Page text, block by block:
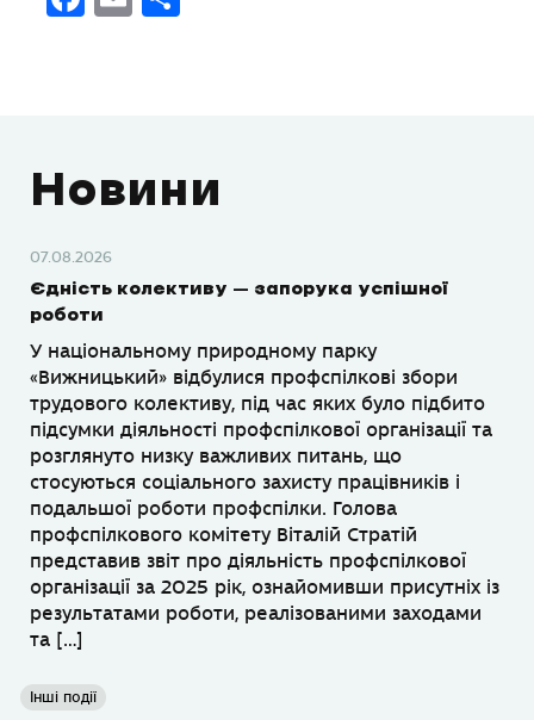
Новини
07.08.2026
Єдність колективу – запорука успішної
роботи
У національному природному парку
«Вижницький» відбулися профспілкові збори
трудового колективу, під час яких було підбито
підсумки діяльності профспілкової організації та
розглянуто низку важливих питань, що
стосуються соціального захисту працівників і
подальшої роботи профспілки. Голова
профспілкового комітету Віталій Стратій
представив звіт про діяльність профспілкової
організації за 2025 рік, ознайомивши присутніх із
результатами роботи, реалізованими заходами
та […]
Інші події